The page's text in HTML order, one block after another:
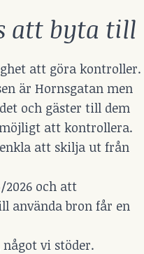
att byta till
att göra kontroller.
är Hornsgatan men
och gäster till dem
att kontrollera.
att skilja ut från
och att
använda bron får en
vi stöder.